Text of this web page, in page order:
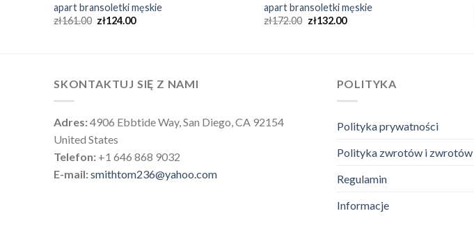
apart bransoletki męskie
zł161.00 zł124.00
apart bransoletki męskie
zł172.00 zł132.00
SKONTAKTUJ SIĘ Z NAMI
Adres:4906 Ebbtide Way, San Diego, CA 92154
United States
Telefon: +1 646 868 9032
E-mail:smithtom236@yahoo.com
POLITYKA
Polityka prywatności
Polityka zwrotów i zwrotów
Regulamin
Informacje